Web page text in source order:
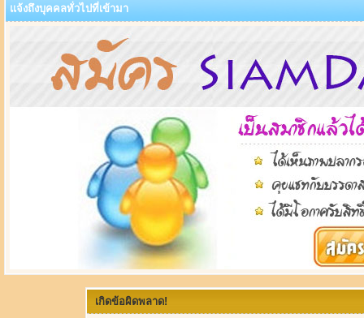
แจ้งถึงบุคคลทั่วไปที่เข้ามา
เกิดข้อผิดพลาด!